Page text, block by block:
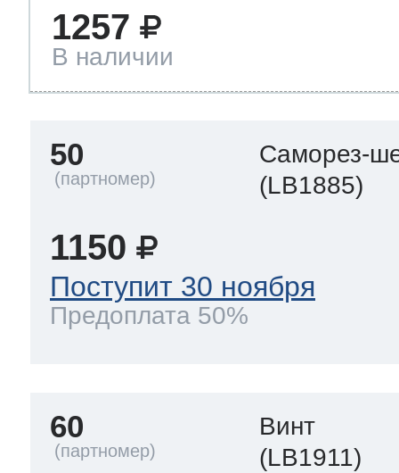
1257
В наличии
50
Саморез-
(LB1885)
1150
Поступит 30 ноября
Предоплата 50%
60
Винт
(LB1911)